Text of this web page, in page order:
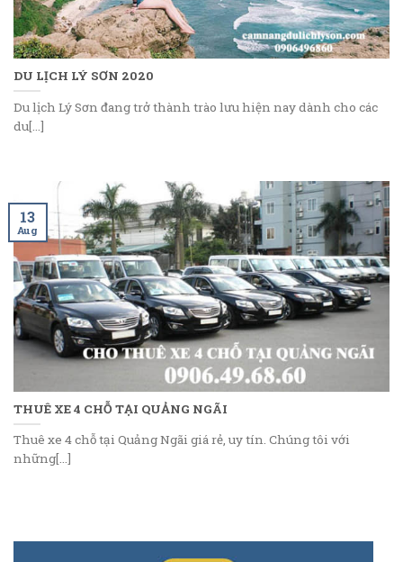
DU LỊCH LÝ SƠN 2020
Du lịch Lý Sơn đang trở thành trào lưu hiện nay dành cho các
du[...]
THUÊ XE 4 CHỖ TẠI QUẢNG NGÃI
Thuê xe 4 chỗ tại Quảng Ngãi giá rẻ, uy tín. Chúng tôi với
những[...]
13
Aug